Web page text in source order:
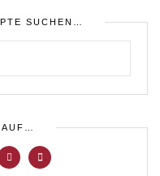
SUCHEN…